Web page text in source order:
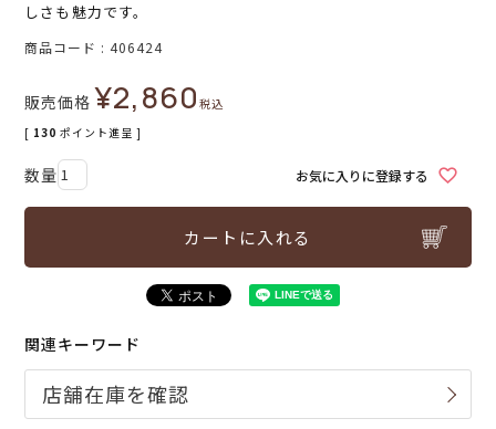
しさも魅力です。
商品コード 406424
販売価格 ¥2,860税込
[ 130 ポイント進呈 ]
お気に入りに登録する
カートに入れる
関連キーワード